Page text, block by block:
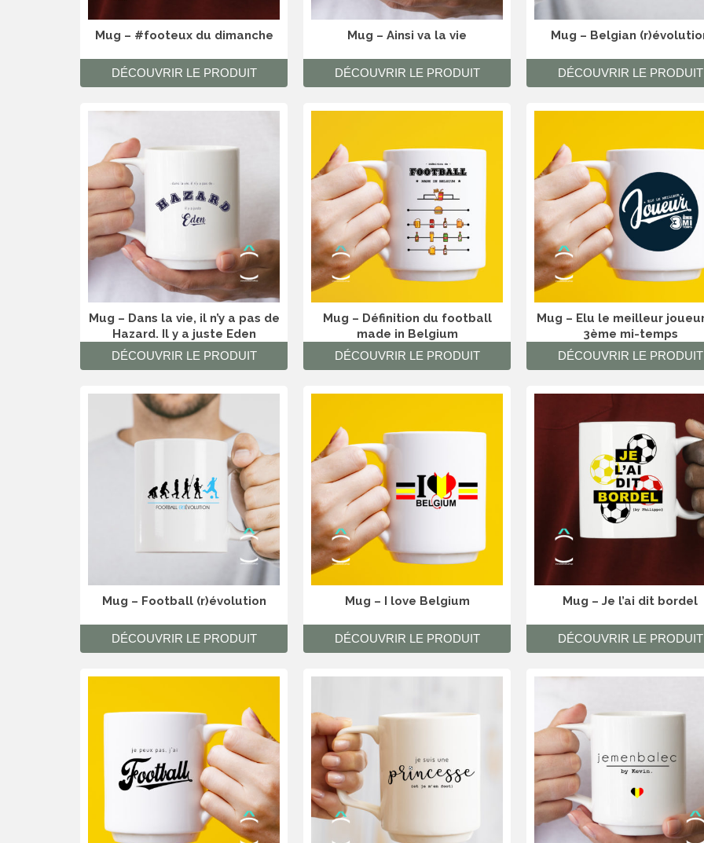
Mug – #footeux du dimanche
DÉCOUVRIR LE PRODUIT
Mug – Ainsi va la vie
DÉCOUVRIR LE PRODUIT
Mug – Belgian
DÉCOUVRIR LE PRODUIT
Mug – Dans la vie, il n’y a pas de
Hazard. Il y a juste Eden
DÉCOUVRIR LE PRODUIT
Mug – Définition du football
made in Belgium
DÉCOUVRIR LE PRODUIT
Mug – Elu le meilleur
3ème mi-temps
DÉCOUVRIR LE PRODUIT
Mug – Football (r)évolution
DÉCOUVRIR LE PRODUIT
Mug – I love Belgium
DÉCOUVRIR LE PRODUIT
Mug – Je l’ai dit bordel
DÉCOUVRIR LE PRODUIT